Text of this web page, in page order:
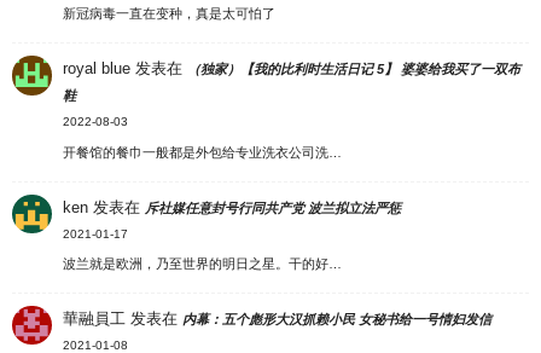
新冠病毒一直在变种，真是太可怕了
royal blue 发表在
（独家）【我的比利时生活日记 5】 婆婆给我买了一双布
鞋
2022-08-03
开餐馆的餐巾一般都是外包给专业洗衣公司洗…
ken 发表在 斥社媒任意封号行同共产党 波兰拟立法严惩
2021-01-17
波兰就是欧洲，乃至世界的明日之星。干的好…
華融員工 发表在 内幕：五个彪形大汉抓赖小民 女秘书给一号情妇发信
2021-01-08